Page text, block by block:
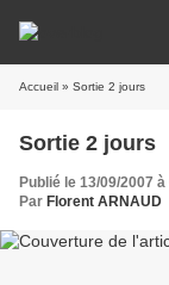
Accueil » Sortie 2 jours
Sortie 2 jours
Publié le 13/09/2007
Par Florent ARNAUD